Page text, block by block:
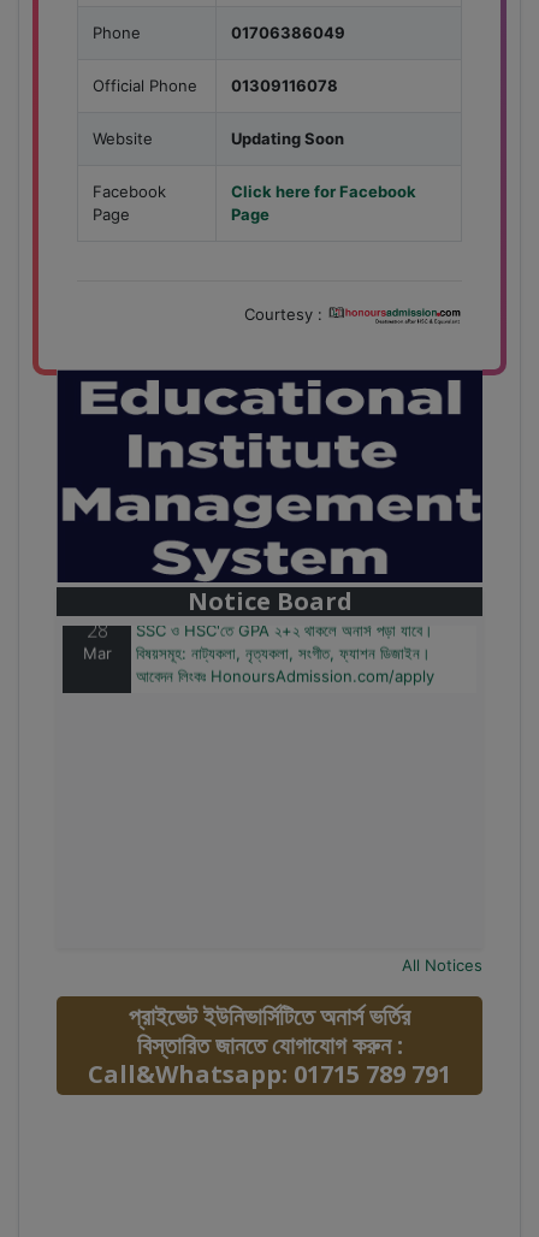
Phone 01706386049
Official Phone 01309116078
Website Updating Soon
Facebook
Page
Click here for Facebook
Page
Courtesy :
Notice Board
বাজেটের মধ্যে প্রাইভেট ইউনিভার্সিটিতে অনার্স পড়ার সুযোগ।
২০টির অধিক বিষয়, ৪ বছরে মোট খরচ ২ লক্ষ থেকে ৫ লক্ষ টাকা।
আবেদন লিংকঃ HonoursAdmission.com/apply
28
Mar
SSC ও HSC'তে GPA ২+২ থাকলে অনার্স পড়া যাবে।
বিষয়সমূহ: নাট্যকলা, নৃত্যকলা, সংগীত, ফ্যাশন ডিজাইন।
আবেদন লিংকঃ HonoursAdmission.com/apply
All Notices
প্রাইভেট ইউনিভার্সিটিতে অনার্স ভর্তির
বিস্তারিত জানতে যোগাযোগ করুন :
Call&Whatsapp: 01715 789 791